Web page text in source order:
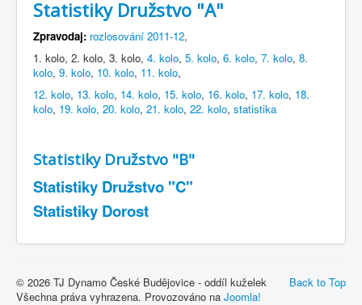
Statistiky Družstvo "A"
Zpravodaj: rozlosování 2011-12,
1. kolo, 2. kolo, 3. kolo, 4. kolo, 5. kolo, 6. kolo, 7. kolo, 8.
kolo, 9. kolo, 10. kolo, 11. kolo,
12. kolo, 13. kolo, 14. kolo, 15. kolo, 16. kolo, 17. kolo, 18.
kolo, 19. kolo, 20. kolo, 21. kolo, 22. kolo, statistika
Statistiky Družstvo "B"
Statistiky Družstvo "C"
Statistiky Dorost
Back to Top
© 2026 TJ Dynamo České Budějovice - oddíl kuželek
Všechna práva vyhrazena. Provozováno na Joomla!